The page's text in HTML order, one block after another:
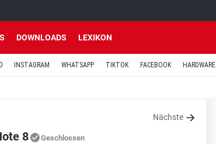
DOWNLOADS LEXIKON
INSTAGRAM WHATSAPP TIKTOK FACEBOOK HARDWARE
Nächste
8 Geschlossen